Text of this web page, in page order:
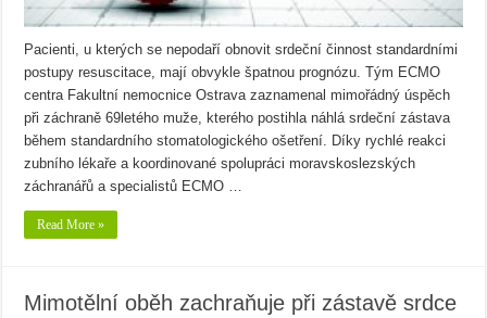
Pacienti, u kterých se nepodaří obnovit srdeční činnost standardními
postupy resuscitace, mají obvykle špatnou prognózu. Tým ECMO
centra Fakultní nemocnice Ostrava zaznamenal mimořádný úspěch
při záchraně 69letého muže, kterého postihla náhlá srdeční zástava
během standardního stomatologického ošetření. Díky rychlé reakci
zubního lékaře a koordinované spolupráci moravskoslezských
záchranářů a specialistů ECMO …
Read More »
Mimotělní oběh zachraňuje při zástavě srdce